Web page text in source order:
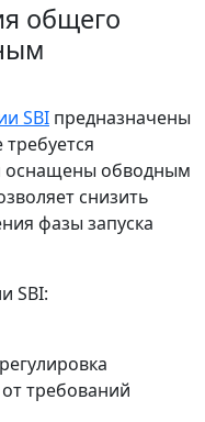
общего
SBI предназначены
оснащены обводным
снизить
фазы запуска
SBI:
требований